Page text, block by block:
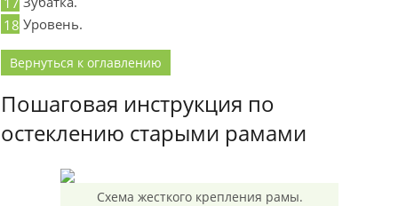
Уровень.
Вернуться к оглавлению
Пошаговая инструкция по
остеклению старыми рамами
Схема жесткого крепления рамы.